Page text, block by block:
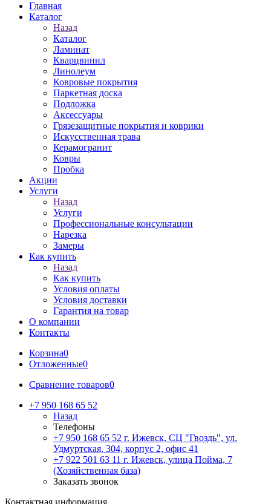
Главная
Каталог
Назад
Каталог
Ламинат
Кварцвинил
Линолеум
Ковровые покрытия
Паркетная доска
Подложка
Аксессуары
Грязезащитные покрытия и коврики
Искусственная трава
Керамогранит
Ковры
Пробка
Акции
Услуги
Назад
Услуги
Профессиональные консультации
Нарезка
Замеры
Как купить
Назад
Как купить
Условия оплаты
Условия доставки
Гарантия на товар
О компании
Контакты
Корзина0
Отложенные0
Сравнение товаров0
+7 950 168 65 52
Назад
Телефоны
+7 950 168 65 52 г. Ижевск, СЦ "Гвоздь", ул.
Удмуртская, 304, корпус 2, офис 41
+7 922 501 63 11 г. Ижевск, улица Пойма, 7
(Хозяйственная база)
Заказать звонок
Контактная информация